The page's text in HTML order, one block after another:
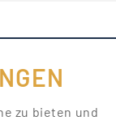
zu bieten und